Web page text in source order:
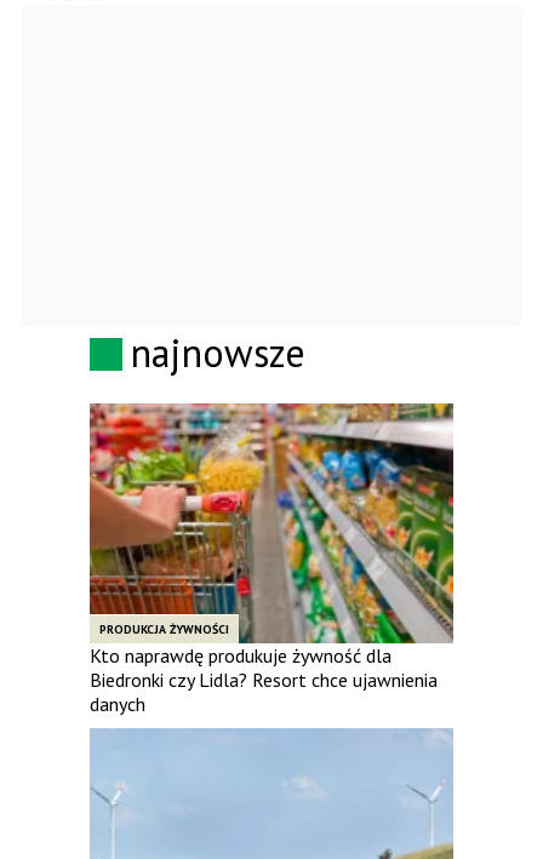
najnowsze
PRODUKCJA ŻYWNOŚCI
Kto naprawdę produkuje żywność dla
Biedronki czy Lidla? Resort chce ujawnienia
danych